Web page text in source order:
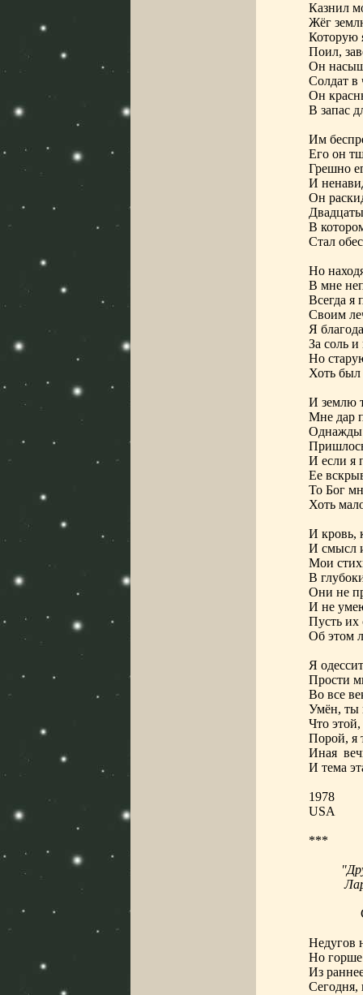
Казнил
Жёг
Которую
Поил,
Он
Солдат в
Он
В запас
Им
Его он
Грешно
И
Он
В
Стал
Но
В мне
Всегда я
Своим
Я
За соль и
Но
Хоть был
И землю
Мне дар
Однажды
И если я
Ее
То Бог
Хоть
И кровь,
И смысл
Мои
В
Они не
И не
Пусть их
Об этом
Я
Прости
Во все
Умён, ты
Что
Порой, я
Иная
И тема
1978
USA
***
Недугов
Но горше
Из
Сегодня,